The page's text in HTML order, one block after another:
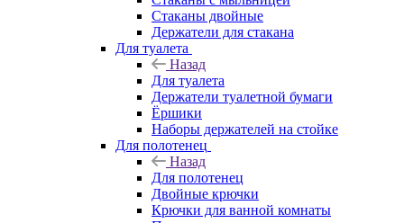
Стаканы двойные
Держатели для стакана
Для туалета
Назад
Для туалета
Держатели туалетной бумаги
Ёршики
Наборы держателей на стойке
Для полотенец
Назад
Для полотенец
Двойные крючки
Крючки для ванной комнаты